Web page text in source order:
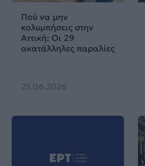
Πού να μην
κολυμπήσεις στην
Αττική: Οι 29
ακατάλληλες παραλίες
25.06.2026